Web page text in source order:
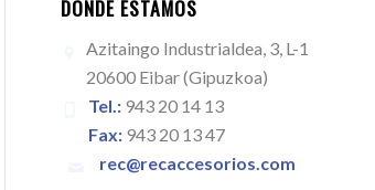
DÓNDE ESTAMOS
Azitaingo Industrialdea, 3, L-1
20600 Eibar (Gipuzkoa)
Tel.:943 20 14 13
Fax:943 20 13 47
rec@recaccesorios.com